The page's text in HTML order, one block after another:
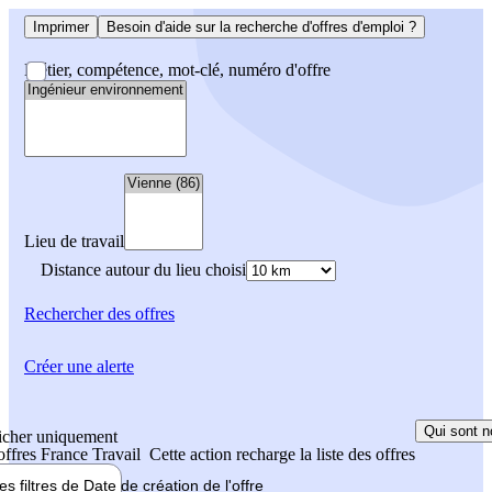
Imprimer Besoin d'aide sur la recherche d'offres d'emploi ?
Métier, compétence, mot-clé, numéro d'offre
Lieu de travail
Distance autour du lieu choisi
Rechercherdes offres
uniquement
France Travail Cette action recharge la liste des offres
Qui sont
filtres de Date de création de l'offre
Créer une alerte